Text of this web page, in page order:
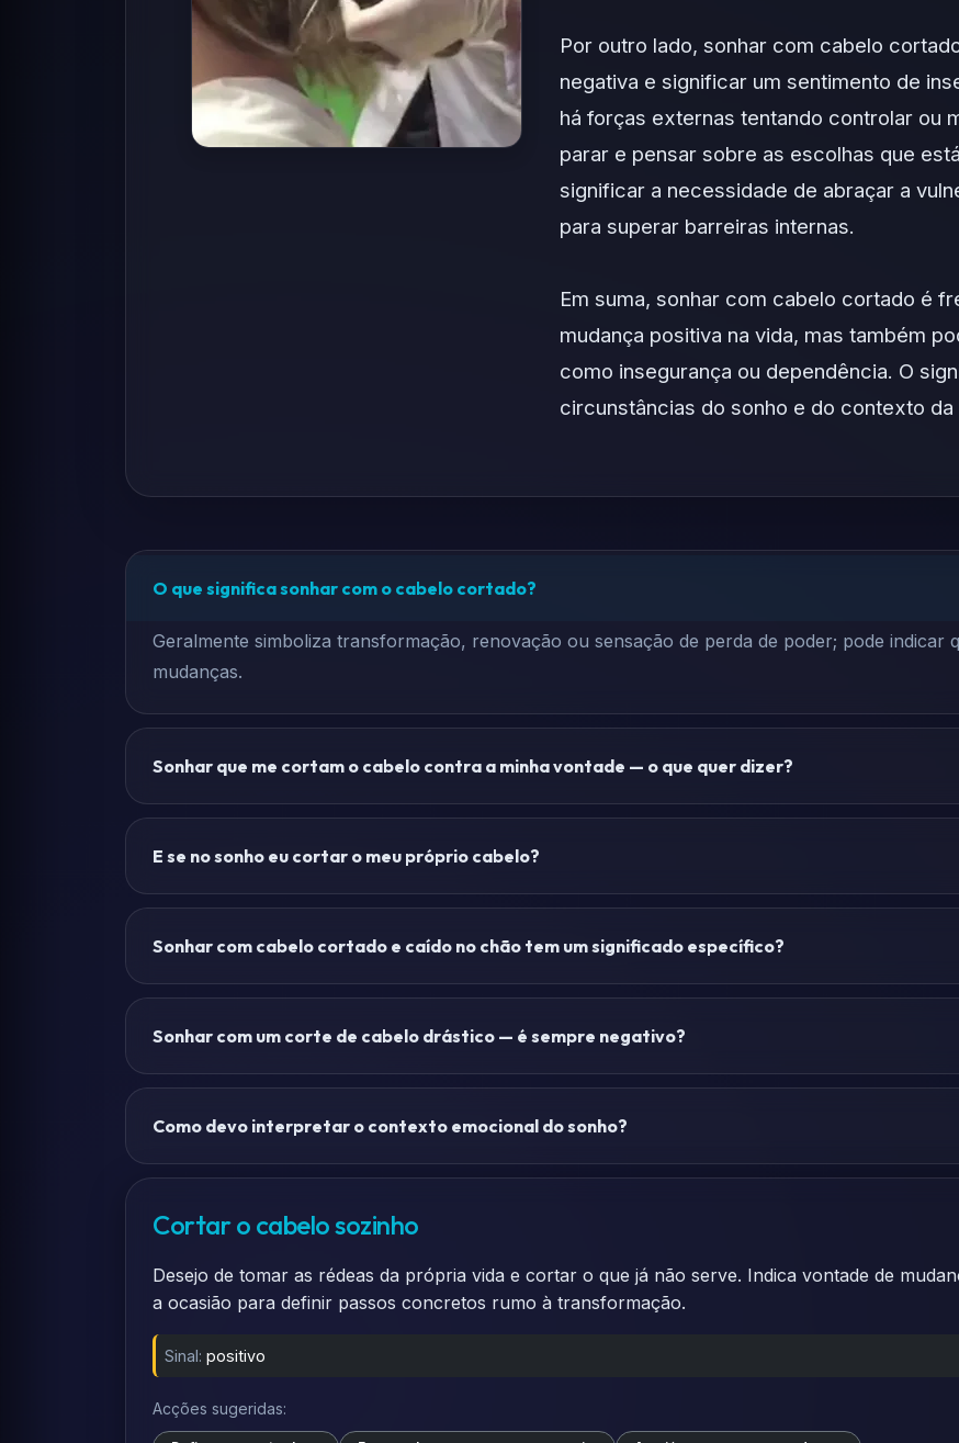
Por outro lado, sonhar com cabelo
negativa e significar um sentimento de
há forças externas tentando controlar ou
parar e pensar sobre as escolhas que
significar a necessidade de abraçar a
para superar barreiras internas.
Em suma, sonhar com cabelo cortado é
mudança positiva na vida, mas também
como insegurança ou dependência. O
circunstâncias do sonho e do contexto da
O que significa sonhar com o cabelo cortado?
Geralmente simboliza transformação, renovação ou sensação de perda de poder; pode indicar
mudanças.
Sonhar que me cortam o cabelo contra a minha vontade — o que quer dizer?
E se no sonho eu cortar o meu próprio cabelo?
Sonhar com cabelo cortado e caído no chão tem um significado específico?
Sonhar com um corte de cabelo drástico — é sempre negativo?
Como devo interpretar o contexto emocional do sonho?
Cortar o cabelo sozinho
Desejo de tomar as rédeas da própria vida e cortar o que já não serve. Indica vontade de
a ocasião para definir passos concretos rumo à transformação.
Sinal: positivo
Acções sugeridas: